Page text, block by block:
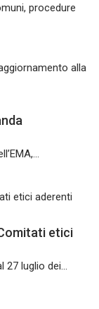
procedure
etici
luglio dei...